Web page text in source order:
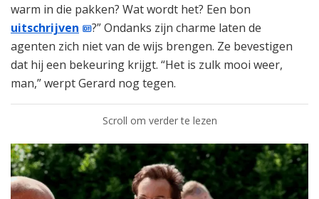
warm in die pakken? Wat wordt het? Een bon
uitschrijven
?” Ondanks zijn charme laten de
agenten zich niet van de wijs brengen. Ze bevestigen
dat hij een bekeuring krijgt. “Het is zulk mooi weer,
man,” werpt Gerard nog tegen.
Scroll om verder te lezen